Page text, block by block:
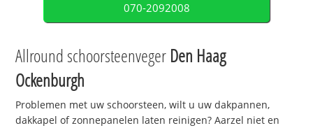
070-2092008
Allround schoorsteenveger Den Haag
Ockenburgh
Problemen met uw schoorsteen, wilt u uw dakpannen,
dakkapel of zonnepanelen laten reinigen? Aarzel niet en